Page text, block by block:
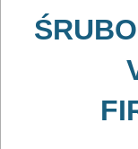
NARZĘDZIA
ELEKTRY..